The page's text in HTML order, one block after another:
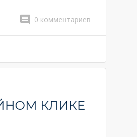
0 комментариев
КЛИКЕ